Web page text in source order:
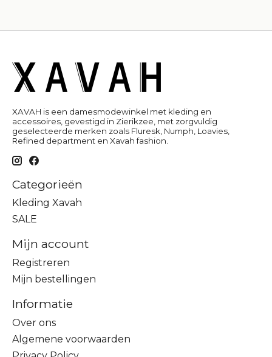
XAVAH is een damesmodewinkel met kleding en
accessoires, gevestigd in Zierikzee, met zorgvuldig
geselecteerde merken zoals Fluresk, Numph, Loavies,
Refined department en Xavah fashion.
Categorieën
Kleding Xavah
SALE
Mijn account
Registreren
Mijn bestellingen
Informatie
Over ons
Algemene voorwaarden